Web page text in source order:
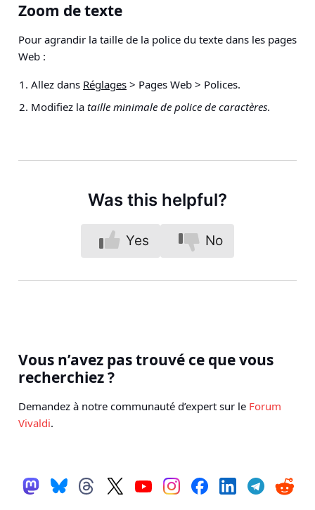
Zoom de texte
Pour agrandir la taille de la police du texte dans les pages
Web :
Allez dans Réglages > Pages Web > Polices.
Modifiez la taille minimale de police de caractères.
Was this helpful?
Yes No
Vous n’avez pas trouvé ce que vous
recherchiez ?
Demandez à notre communauté d’expert sur le Forum
Vivaldi.